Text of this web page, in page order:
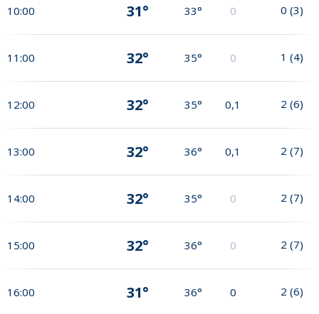
10:00 31° 33° 0 0 (3)
11:00 32° 35° 0 1 (4)
12:00 32° 35° 0,1 2 (6)
13:00 32° 36° 0,1 2 (7)
14:00 32° 35° 0 2 (7)
15:00 32° 36° 0 2 (7)
16:00 31° 36° 0 2 (6)